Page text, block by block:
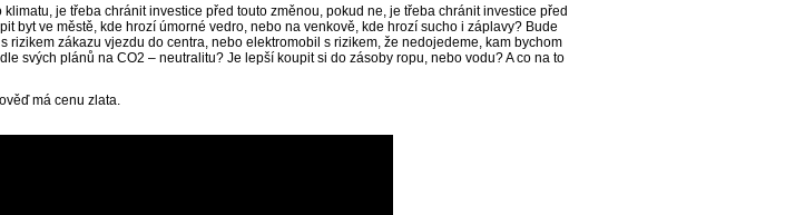
je třeba chránit investice před touto změnou, pokud ne, je třeba chránit investice před
byt ve městě, kde hrozí úmorné vedro, nebo na venkově, kde hrozí sucho i záplavy? Bude
rizikem zákazu vjezdu do centra, nebo elektromobil s rizikem, že nedojedeme, kam bychom
svých plánů na CO2 – neutralitu? Je lepší koupit si do zásoby ropu, nebo vodu? A co na to
má cenu zlata.